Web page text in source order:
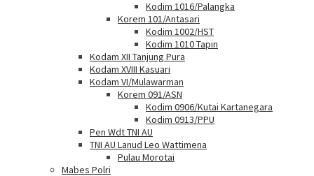
Kodim 1016/Palangka
Korem 101/Antasari
Kodim 1002/HST
Kodim 1010 Tapin
Kodam XII Tanjung Pura
Kodam XVIII Kasuari
Kodam VI/Mulawarman
Korem 091/ASN
Kodim 0906/Kutai Kartanegara
Kodim 0913/PPU
Pen Wdt TNI AU
TNI AU Lanud Leo Wattimena
Pulau Morotai
Mabes Polri